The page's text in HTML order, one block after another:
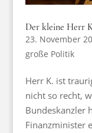
Der kleine Herr
23. November
große Politik
Herr K. ist
nicht so recht,
Bundeskanzler
Finanzminister